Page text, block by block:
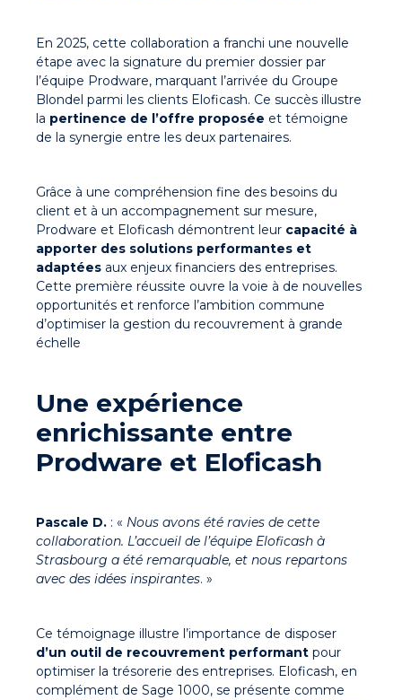
En 2025, cette collaboration a franchi une nouvelle
étape avec la signature du premier dossier par
l’équipe Prodware, marquant l’arrivée du Groupe
Blondel parmi les clients Eloficash. Ce succès illustre
la pertinence de l’offre proposée et témoigne
de la synergie entre les deux partenaires.
Grâce à une compréhension fine des besoins du
client et à un accompagnement sur mesure,
Prodware et Eloficash démontrent leur capacité à
apporter des solutions performantes et
adaptées aux enjeux financiers des entreprises.
Cette première réussite ouvre la voie à de nouvelles
opportunités et renforce l’ambition commune
d’optimiser la gestion du recouvrement à grande
échelle
Une expérience
enrichissante entre
Prodware et Eloficash
Pascale D. : « Nous avons été ravies de cette
collaboration. L’accueil de l’équipe Eloficash à
Strasbourg a été remarquable, et nous repartons
avec des idées inspirantes. »
Ce témoignage illustre l’importance de disposer
d’un outil de recouvrement performant pour
optimiser la trésorerie des entreprises. Eloficash, en
complément de Sage 1000, se présente comme